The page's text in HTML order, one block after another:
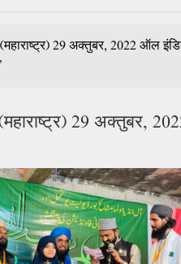
29 अक्तुबर, 2022 ऑल
29 अक्तुबर,